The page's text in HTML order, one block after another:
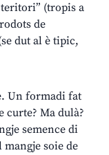
(tropis a
de
dut al è tipic,
Un formadi fat
Ma dulà?
semence di
soie de